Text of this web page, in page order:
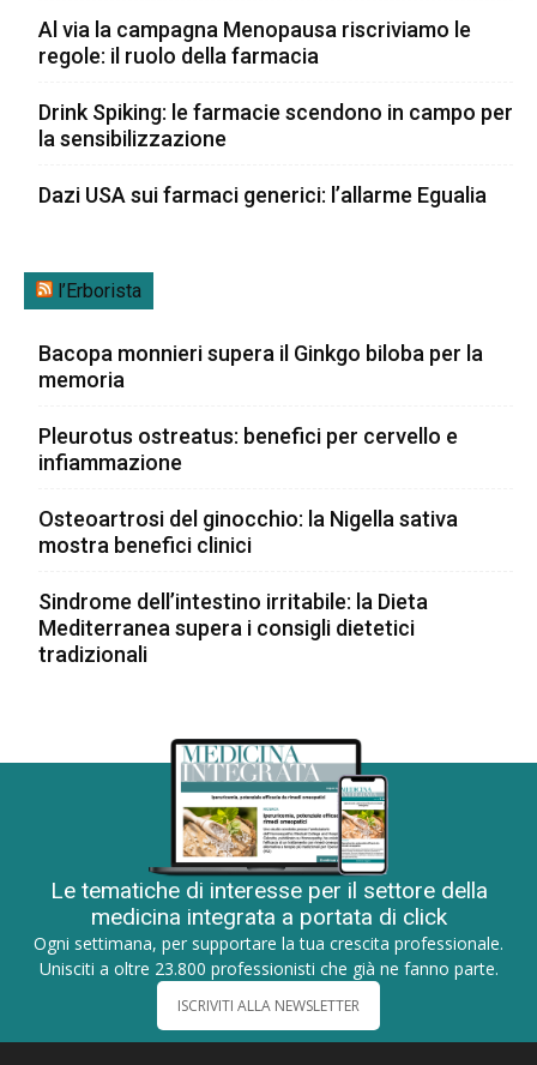
Al via la campagna Menopausa riscriviamo le
regole: il ruolo della farmacia
Drink Spiking: le farmacie scendono in campo per
la sensibilizzazione
Dazi USA sui farmaci generici: l’allarme Egualia
l’Erborista
Bacopa monnieri supera il Ginkgo biloba per la
memoria
Pleurotus ostreatus: benefici per cervello e
infiammazione
Osteoartrosi del ginocchio: la Nigella sativa
mostra benefici clinici
Sindrome dell’intestino irritabile: la Dieta
Mediterranea supera i consigli dietetici
tradizionali
Le tematiche di interesse per il settore della
medicina integrata a portata di click
Ogni settimana, per supportare la tua crescita professionale.
Unisciti a oltre 23.800 professionisti che già ne fanno parte.
ISCRIVITI ALLA NEWSLETTER